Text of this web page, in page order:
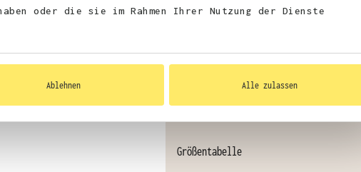
oder die sie im Rahmen Ihrer Nutzung der Dienste
Ablehnen Alle zulassen
Zertifizierungen:
faire Arbeitsbedingungen
Größentabelle